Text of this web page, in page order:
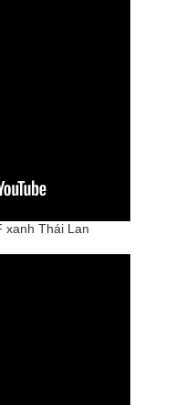
xanh Thái Lan